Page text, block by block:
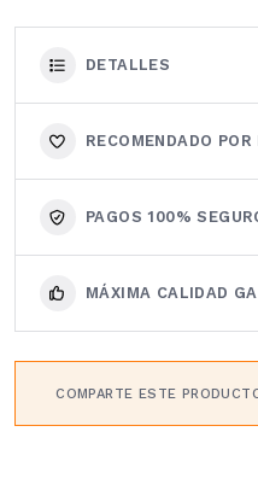
DETALLES
RECOMENDADO
PAGOS 100%
MÁXIMA CALIDAD
COMPARTE ESTE